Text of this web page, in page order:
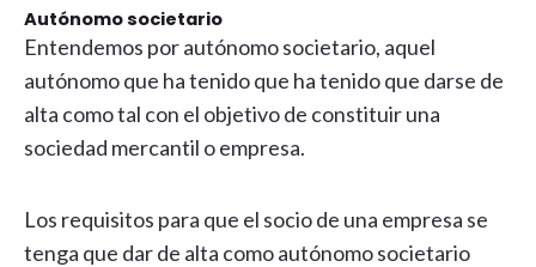
Autónomo societario
Entendemos por autónomo societario, aquel
autónomo que ha tenido que ha tenido que darse de
alta como tal con el objetivo de constituir una
sociedad mercantil o empresa.
Los requisitos para que el socio de una empresa se
tenga que dar de alta como autónomo societario